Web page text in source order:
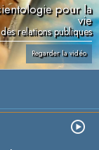
pour la
vie
relations publiques
Regarder la vidéo